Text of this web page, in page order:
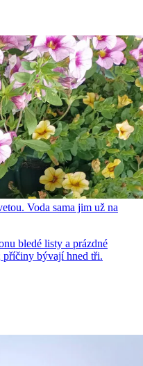
Voda sama jim už na
bledé listy a prázdné
příčiny bývají hned tři.